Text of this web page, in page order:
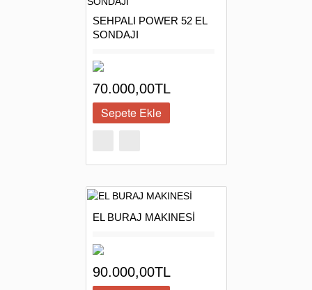
SEHPALI POWER 52 EL
SONDAJI
70.000,00TL
EL BURAJ MAKINESİ
90.000,00TL